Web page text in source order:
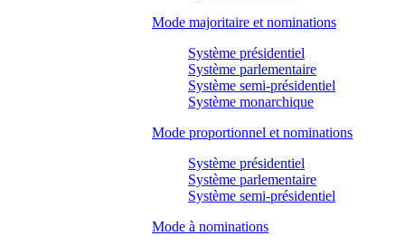
Mode majoritaire et nominations
Système présidentiel
Système parlementaire
Système semi-présidentiel
Système monarchique
Mode proportionnel et nominations
Système présidentiel
Système parlementaire
Système semi-présidentiel
Mode à nominations